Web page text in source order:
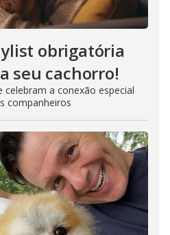
obrigatória
seu cachorro!
celebram a conexão especial
companheiros